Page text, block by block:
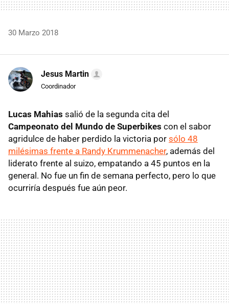
30 Marzo 2018
Jesus Martin
Coordinador
Lucas Mahias salió de la segunda cita del
Campeonato del Mundo de Superbikes con el sabor
agridulce de haber perdido la victoria por sólo 48
milésimas frente a Randy Krummenacher, además del
liderato frente al suizo, empatando a 45 puntos en la
general. No fue un fin de semana perfecto, pero lo que
ocurriría después fue aún peor.